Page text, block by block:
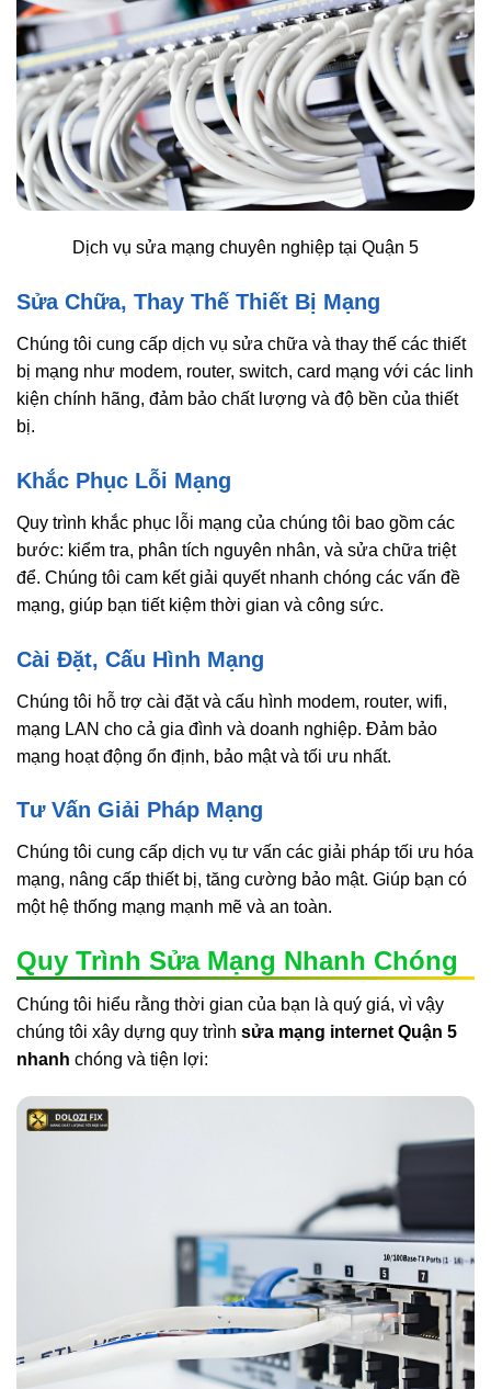
Dịch vụ sửa mạng chuyên nghiệp tại Quận 5
Sửa Chữa, Thay Thế Thiết Bị Mạng
Chúng tôi cung cấp dịch vụ sửa chữa và thay thế các thiết
bị mạng như modem, router, switch, card mạng với các linh
kiện chính hãng, đảm bảo chất lượng và độ bền của thiết
bị.
Khắc Phục Lỗi Mạng
Quy trình khắc phục lỗi mạng của chúng tôi bao gồm các
bước: kiểm tra, phân tích nguyên nhân, và sửa chữa triệt
để. Chúng tôi cam kết giải quyết nhanh chóng các vấn đề
mạng, giúp bạn tiết kiệm thời gian và công sức.
Cài Đặt, Cấu Hình Mạng
Chúng tôi hỗ trợ cài đặt và cấu hình modem, router, wifi,
mạng LAN cho cả gia đình và doanh nghiệp. Đảm bảo
mạng hoạt động ổn định, bảo mật và tối ưu nhất.
Tư Vấn Giải Pháp Mạng
Chúng tôi cung cấp dịch vụ tư vấn các giải pháp tối ưu hóa
mạng, nâng cấp thiết bị, tăng cường bảo mật. Giúp bạn có
một hệ thống mạng mạnh mẽ và an toàn.
Quy Trình Sửa Mạng Nhanh Chóng
Chúng tôi hiểu rằng thời gian của bạn là quý giá, vì vậy
chúng tôi xây dựng quy trình sửa mạng internet Quận 5
nhanh chóng và tiện lợi: